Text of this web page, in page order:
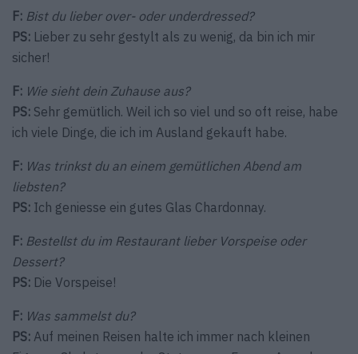
F: Bist du lieber over- oder underdressed?
PS: Lieber zu sehr gestylt als zu wenig, da bin ich mir
sicher!
F: Wie sieht dein Zuhause aus?
PS: Sehr gemütlich. Weil ich so viel und so oft reise, habe
ich viele Dinge, die ich im Ausland gekauft habe.
F: Was trinkst du an einem gemütlichen Abend am
liebsten?
PS: Ich geniesse ein gutes Glas Chardonnay.
F: Bestellst du im Restaurant lieber Vorspeise oder
Dessert?
PS: Die Vorspeise!
F: Was sammelst du?
PS: Auf meinen Reisen halte ich immer nach kleinen